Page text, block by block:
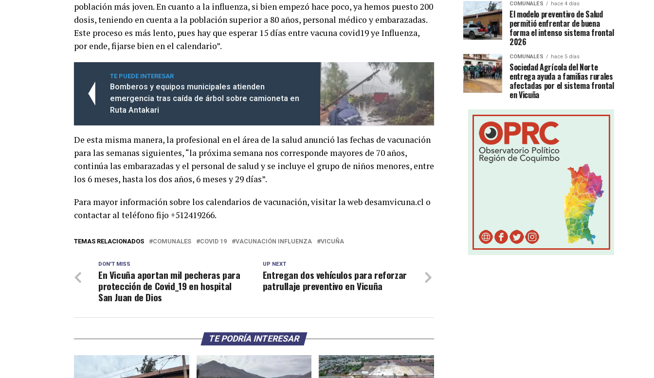
población más joven. En cuanto a la influenza, si bien empezó hace poco, ya hemos puesto 200
dosis, teniendo en cuenta a la población superior a 80 años, personal médico y embarazadas.
Este proceso es más lento, pues hay que esperar 15 días entre vacuna covid19 ye Influenza,
por ende, fijarse bien en el calendario”.
TE PUEDE INTERESAR
Bomberos y equipos municipales atienden
emergencia tras caída de árbol sobre camioneta en
Ruta Antakari
De esta misma manera, la profesional en el área de la salud anunció las fechas de vacunación
para las semanas siguientes, “la próxima semana nos corresponde mayores de 70 años,
continúa las embarazadas y el personal de salud y se incluye el grupo de niños menores, entre
los 6 meses, hasta los dos años, 6 meses y 29 días”.
Para mayor información sobre los calendarios de vacunación, visitar la web desamvicuna.cl o
contactar al teléfono fijo +512419266.
TEMAS RELACIONADOS COMUNALES COVID 19 VACUNACIÓN INFLUENZA VICUÑA
UP NEXT
Entregan dos vehículos para reforzar
patrullaje preventivo en Vicuña
DON'T MISS
En Vicuña aportan mil pecheras para
protección de Covid_19 en hospital
San Juan de Dios
TE PODRÍA INTERESAR
COMUNALES hace 4 días
El modelo preventivo de Salud
permitió enfrentar de buena
forma el intenso sistema frontal
2026
COMUNALES hace 5 días
Sociedad Agrícola del Norte
entrega ayuda a familias rurales
afectadas por el sistema frontal
en Vicuña